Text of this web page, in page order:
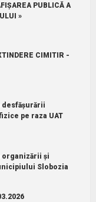
PUBLICĂ A
»
CIMITIR -
pe raza UAT
și
Slobozia